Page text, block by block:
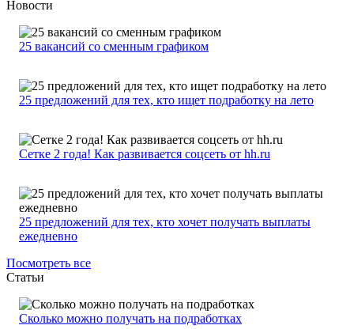
Новости
25 вакансий со сменным графиком
25 предложений для тех, кто ищет подработку на лето
Сетке 2 года! Как развивается соцсеть от hh.ru
25 предложений для тех, кто хочет получать выплаты
ежедневно
Посмотреть все
Статьи
Сколько можно получать на подработках